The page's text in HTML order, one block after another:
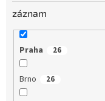
záznam
Praha 26
Brno 26